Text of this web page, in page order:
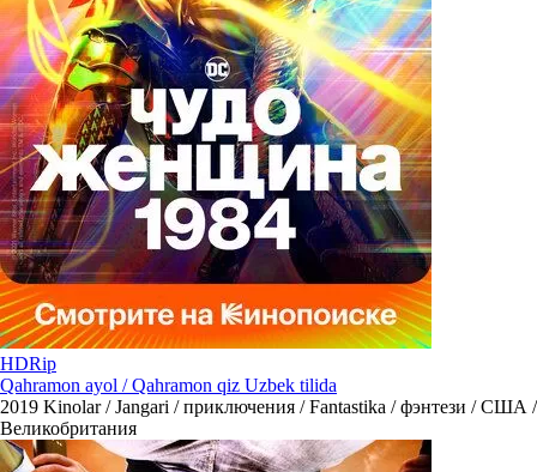
HDRip
Qahramon ayol / Qahramon qiz Uzbek tilida
2019 Kinolar / Jangari / приключения / Fantastika / фэнтези / США /
Великобритания